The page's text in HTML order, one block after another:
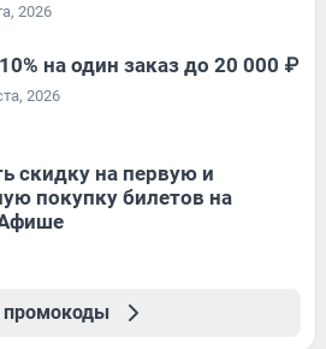
2026
на один заказ до 20 000 ₽
2026
скидку на первую и
покупку билетов на
промокоды